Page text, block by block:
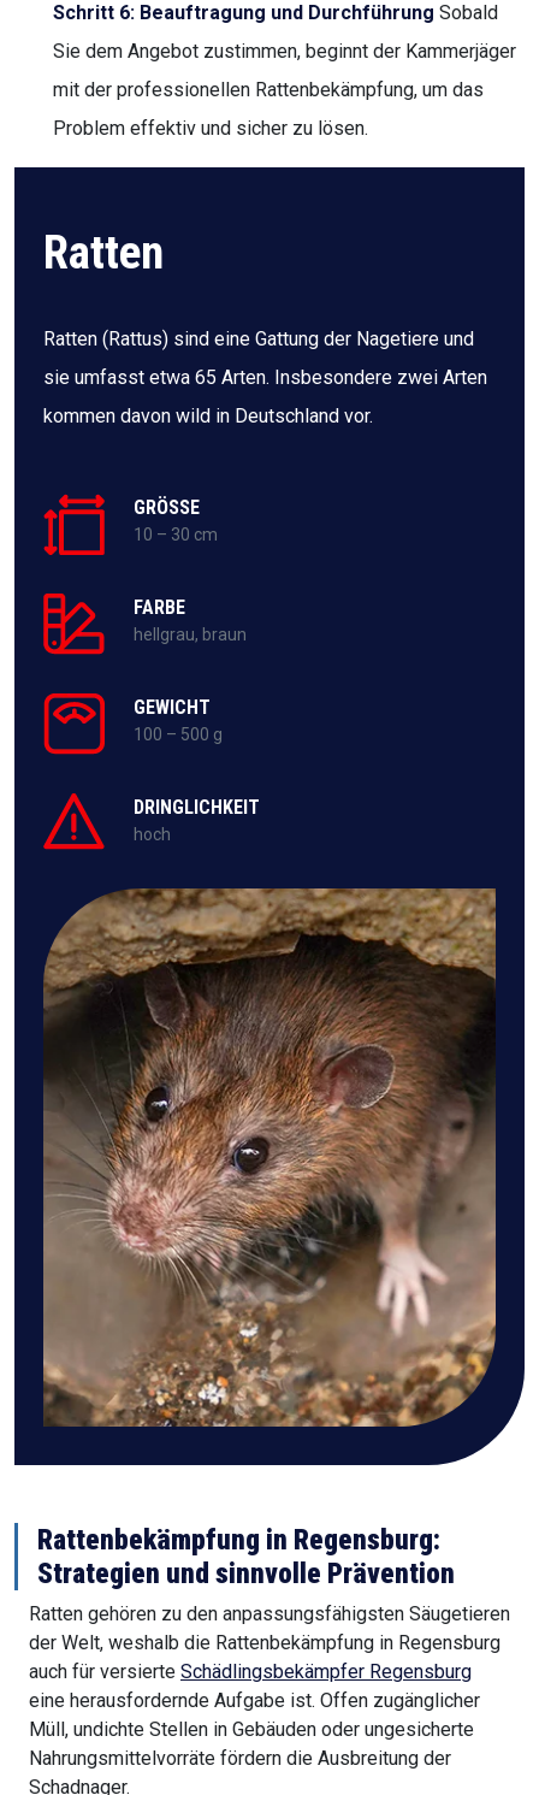
Schritt 6: Beauftragung und Durchführung Sobald
Sie dem Angebot zustimmen, beginnt der Kammerjäger
mit der professionellen Rattenbekämpfung, um das
Problem effektiv und sicher zu lösen.
Ratten
Ratten (Rattus) sind eine Gattung der Nagetiere und
sie umfasst etwa 65 Arten. Insbesondere zwei Arten
kommen davon wild in Deutschland vor.
GRÖSSE
10 – 30 cm
FARBE
hellgrau, braun
GEWICHT
100 – 500 g
DRINGLICHKEIT
hoch
Rattenbekämpfung in Regensburg:
Strategien und sinnvolle Prävention
Ratten gehören zu den anpassungsfähigsten Säugetieren
der Welt, weshalb die Rattenbekämpfung in Regensburg
auch für versierte Schädlingsbekämpfer Regensburg
eine herausfordernde Aufgabe ist. Offen zugänglicher
Müll, undichte Stellen in Gebäuden oder ungesicherte
Nahrungsmittelvorräte fördern die Ausbreitung der
Schadnager.